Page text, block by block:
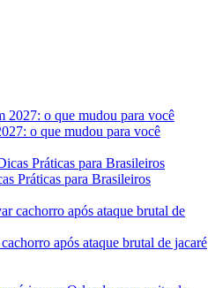
o que mudou para você
Práticas para Brasileiros
após ataque brutal de jacaré